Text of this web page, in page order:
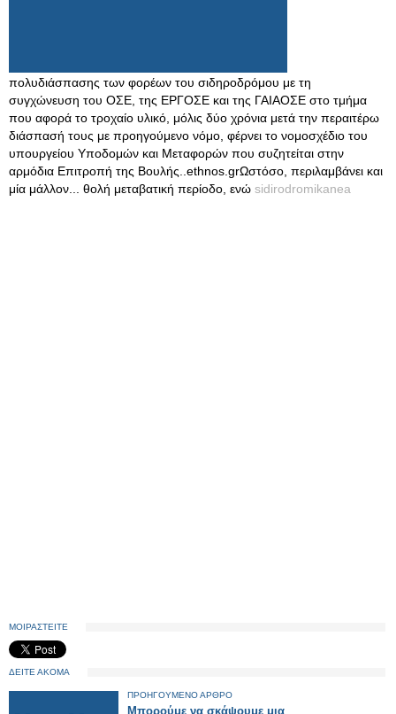
πολυδιάσπασης των φορέων του σιδηροδρόμου με τη
συγχώνευση του ΟΣΕ, της ΕΡΓΟΣΕ και της ΓΑΙΑΟΣΕ στο τμήμα
που αφορά το τροχαίο υλικό, μόλις δύο χρόνια μετά την περαιτέρω
διάσπασή τους με προηγούμενο νόμο, φέρνει το νομοσχέδιο του
υπουργείου Υποδομών και Μεταφορών που συζητείται στην
αρμόδια Επιτροπή της Βουλής..ethnos.grΩστόσο, περιλαμβάνει και
μία μάλλον... θολή μεταβατική περίοδο, ενώ sidirodromikanea
ΜΟΙΡΑΣΤΕΙΤΕ
ΔΕΙΤΕ ΑΚΟΜΑ
ΠΡΟΗΓΟΥΜΕΝΟ ΑΡΘΡΟ
Μπορούμε να σκάψουμε μια